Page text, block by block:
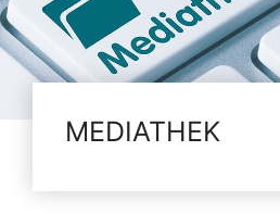
MEDIATHEK